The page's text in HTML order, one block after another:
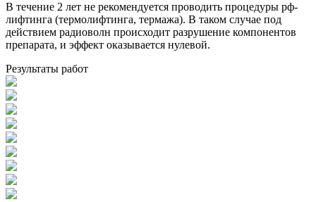
В течение 2 лет не рекомендуется проводить процедуры рф-
лифтинга (термолифтинга, термажа). В таком случае под
действием радиоволн происходит разрушение компонентов
препарата, и эффект оказывается нулевой.
Результаты работ